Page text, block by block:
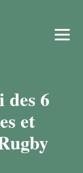
des 6
et